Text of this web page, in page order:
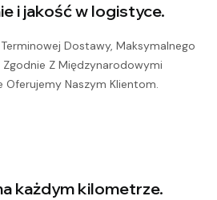
i jakość w logistyce.
Dostawy, Maksymalnego
Z Międzynarodowymi
Oferujemy Naszym Klientom.
każdym kilometrze.